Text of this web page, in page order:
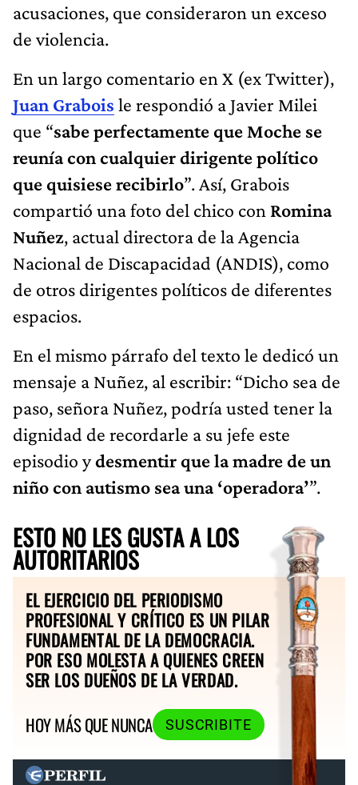
acusaciones, que consideraron un exceso
de violencia.
En un largo comentario en X (ex Twitter),
Juan Grabois le respondió a Javier Milei
que “sabe perfectamente que Moche se
reunía con cualquier dirigente político
que quisiese recibirlo”. Así, Grabois
compartió una foto del chico con Romina
Nuñez, actual directora de la Agencia
Nacional de Discapacidad (ANDIS), como
de otros dirigentes políticos de diferentes
espacios.
En el mismo párrafo del texto le dedicó un
mensaje a Nuñez, al escribir: “Dicho sea de
paso, señora Nuñez, podría usted tener la
dignidad de recordarle a su jefe este
episodio ydesmentir que la madre de un
niño con autismo sea una ‘operadora’”.
ESTO NO LES GUSTA A LOS
AUTORITARIOS
EL EJERCICIO DEL PERIODISMO
PROFESIONAL Y CRÍTICO ES UN PILAR
FUNDAMENTAL DE LA DEMOCRACIA.
POR ESO MOLESTA A QUIENES CREEN
SER LOS DUEÑOS DE LA VERDAD.
HOY MÁS QUE NUNCA
SUSCRIBITE